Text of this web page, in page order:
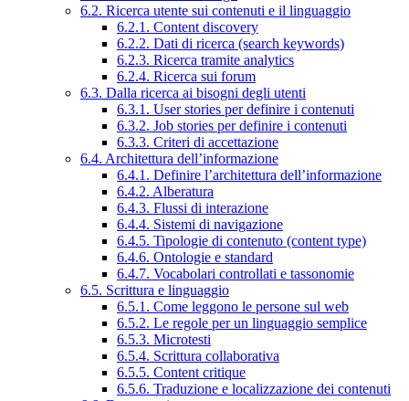
6.2. Ricerca utente sui contenuti e il linguaggio
6.2.1. Content discovery
6.2.2. Dati di ricerca (search keywords)
6.2.3. Ricerca tramite analytics
6.2.4. Ricerca sui forum
6.3. Dalla ricerca ai bisogni degli utenti
6.3.1. User stories per definire i contenuti
6.3.2. Job stories per definire i contenuti
6.3.3. Criteri di accettazione
6.4. Architettura dell’informazione
6.4.1. Definire l’architettura dell’informazione
6.4.2. Alberatura
6.4.3. Flussi di interazione
6.4.4. Sistemi di navigazione
6.4.5. Tipologie di contenuto (content type)
6.4.6. Ontologie e standard
6.4.7. Vocabolari controllati e tassonomie
6.5. Scrittura e linguaggio
6.5.1. Come leggono le persone sul web
6.5.2. Le regole per un linguaggio semplice
6.5.3. Microtesti
6.5.4. Scrittura collaborativa
6.5.5. Content critique
6.5.6. Traduzione e localizzazione dei contenuti